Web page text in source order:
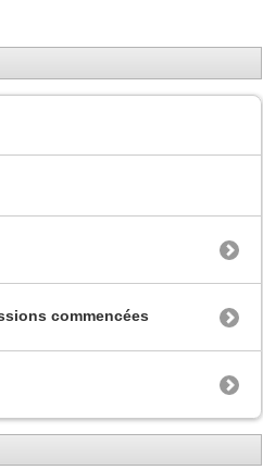
commencées